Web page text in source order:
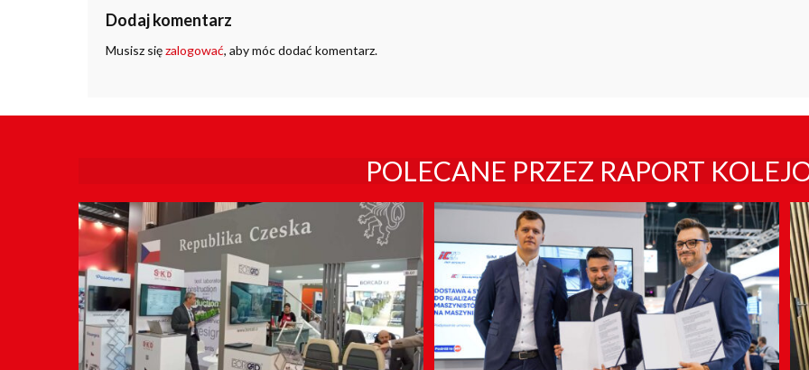
Dodaj komentarz
Musisz sięzalogować, aby móc dodać komentarz.
POLECANE PRZEZ RAPORT